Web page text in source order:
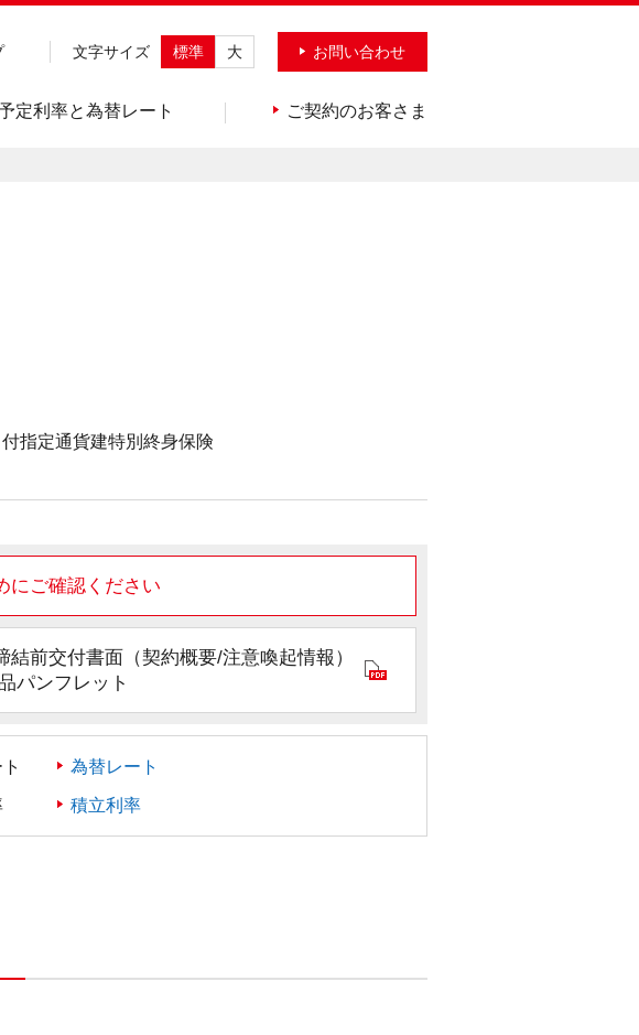
文字サイズ 標準 大 お問い合わせ
定利率と為替レート ご契約のお客さま
指定通貨建特別終身保険
にご確認ください
結前交付書面（契約概要/注意喚起情報）
パンフレット
為替レート
積立利率